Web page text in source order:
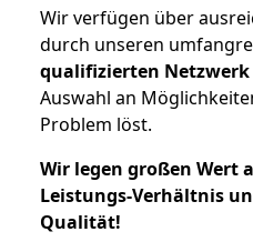
Wir verfügen über
durch unseren
qualifizierten Netzwerk
Auswahl an
Problem löst.
Wir legen großen Wert
Leistungs-Verhältnis
Qualität!